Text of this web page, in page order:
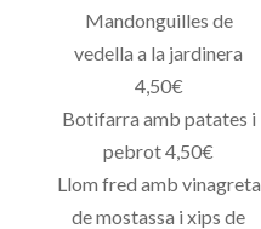
Mandonguilles de
vedella a la jardinera
4,50€
Botifarra amb patates i
pebrot 4,50€
Llom fred amb vinagreta
de mostassa i xips de